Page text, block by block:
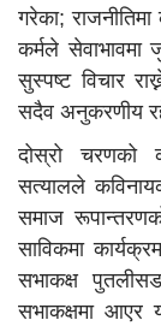
गरेका;
कर्मले
सुस्पष्ट विचार
सदैव अनुकरणीय
दोस्रो चरणको
सत्यालले
समाज
साविकमा
सभाकक्ष
सभाकक्षमा आएर